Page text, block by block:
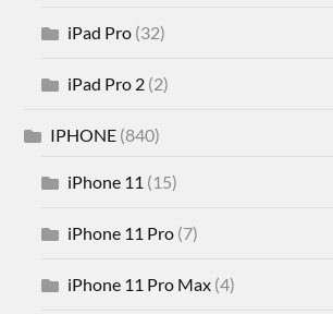
iPad Pro (32)
iPad Pro 2 (2)
IPHONE (840)
iPhone 11 (15)
iPhone 11 Pro (7)
iPhone 11 Pro Max (4)